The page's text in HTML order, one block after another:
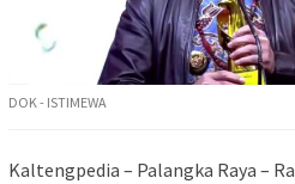
DOK - ISTIMEWA
Kaltengpedia – Palangka Raya –